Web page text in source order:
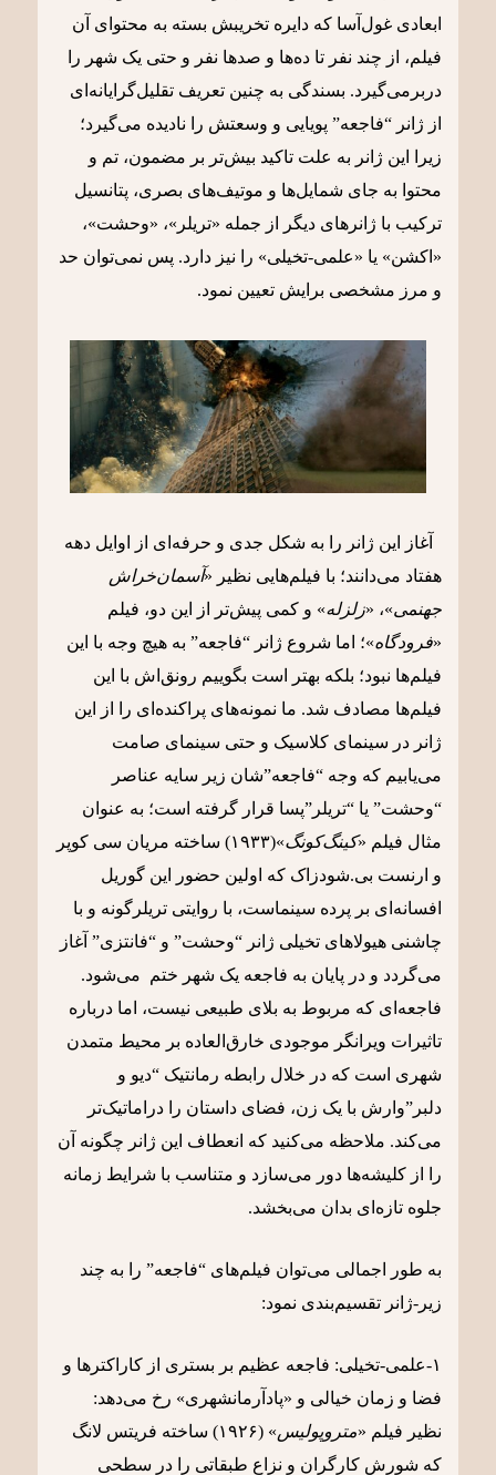
ابعادی غول‌آسا که دایره تخریبش بسته به محتوای آن
فیلم، از چند نفر تا ده‌ها و صدها نفر و حتی یک شهر را
دربرمی‌گیرد. بسندگی به چنین تعریف تقلیل‌گرایانه‌ای
از ژانر “فاجعه” پویایی و وسعتش را نادیده می‌گیرد؛
زیرا این ژانر به علت تاکید بیش‌تر بر مضمون، تم و
محتوا به جای شمایل‌ها و موتیف‌های بصری، پتانسیل
ترکیب با ژانرهای دیگر از جمله «تریلر»، «وحشت»،
«اکشن» یا «علمی-تخیلی» را نیز دارد. پس نمی‌توان حد
و مرز مشخصی برایش تعیین نمود.
آغاز این ژانر را به شکل جدی و حرفه‌ای از اوایل دهه
هفتاد می‌دانند؛ با فیلم‌هایی نظیر «آسمان‌خراش
جهنمی»، «زلزله» و کمی پیش‌تر از این دو، فیلم
«فرودگاه»؛ اما شروع ژانر “فاجعه” به هیچ وجه با این
فیلم‌ها نبود؛ بلکه بهتر است بگوییم رونق‌اش با این
فیلم‌ها مصادف شد. ما نمونه‌های پراکنده‌ای را از این
ژانر در سینمای کلاسیک و حتی سینمای صامت
می‌یابیم که وجه “فاجعه”شان زیر سایه عناصر
“وحشت” یا “تریلر”پسا قرار گرفته است؛ به عنوان
مثال فیلم «کینگ‌کونگ
»(۱۹۳۳) ساخته مریان سی کوپر
و ارنست بی.شودزاک که اولین حضور این گوریل
افسانه‌ای بر پرده سینماست، با روایتی تریلرگونه و با
چاشنی هیولاهای تخیلی ژانر “وحشت” و “فانتزی” آغاز
می‌گردد و در پایان به فاجعه یک شهر ختم می‌شود.
فاجعه‌ای که مربوط به بلای طبیعی نیست، اما درباره
تاثیرات ویرانگر موجودی خارق‌‌العاده بر محیط متمدن
شهری است که در خلال رابطه رمانتیک “دیو و
دلبر”وارش با یک زن، فضای داستان را دراماتیک‌تر
می‌کند. ملاحظه می‌کنید که انعطاف این ژانر چگونه آن
را از کلیشه‌ها دور می‌سازد و متناسب با شرایط زمانه
جلوه تازه‌ای بدان می‌بخشد.
به طور اجمالی می‌توان فیلم‌های “فاجعه” را به چند
زیر-ژانر تقسیم‌بندی نمود:
۱-علمی-تخیلی: فاجعه عظیم بر بستری از کاراکترها و
فضا و زمان خیالی و «پادآرمانشهری» رخ می‌دهد:
نظیر فیلم «متروپولیس
» (۱۹۲۶) ساخته فریتس لانگ
که شورش کارگران و نزاع طبقاتی را در سطحی